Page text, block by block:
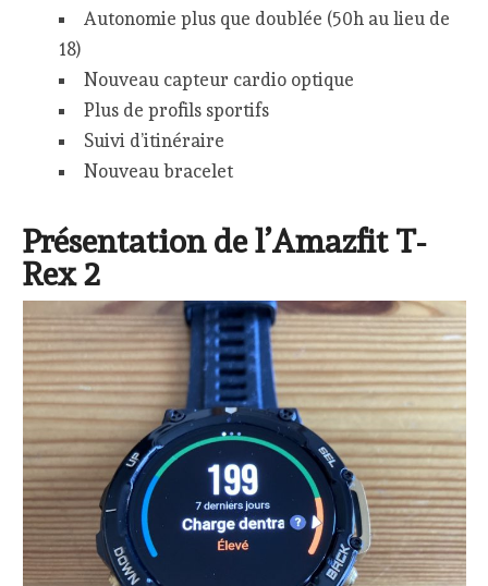
Autonomie plus que doublée (50h au lieu de
18)
Nouveau capteur cardio optique
Plus de profils sportifs
Suivi d’itinéraire
Nouveau bracelet
Présentation de l’Amazfit T-
Rex 2